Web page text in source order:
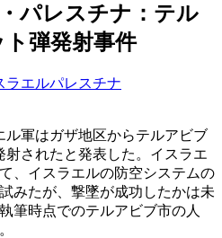
パレスチナ：テル
弾発射事件
ラエルパレスチナ
軍はガザ地区からテルアビブ
射されたと発表した。イスラエ
、イスラエルの防空システムの
みたが、撃墜が成功したかは未
筆時点でのテルアビブ市の人